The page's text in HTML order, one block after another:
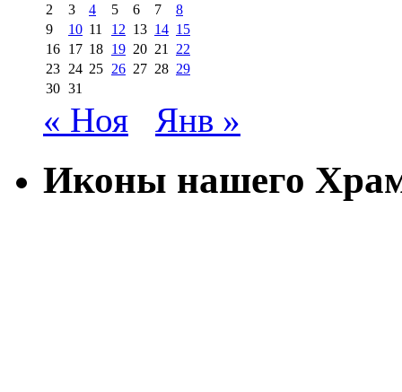
2
3 4 5 6 7
8
9
10 11 12 13 14 15
16 17 18 19 20 21
22
23 24 25 26 27 28 29
30 31
« Ноя Янв »
Иконы нашего